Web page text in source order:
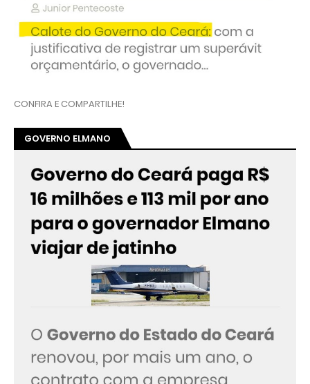
CONFIRA E COMPARTILHE!
GOVERNO ELMANO